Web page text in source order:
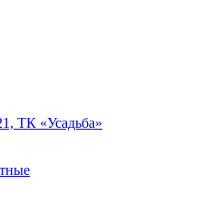
ТК «Усадьба»